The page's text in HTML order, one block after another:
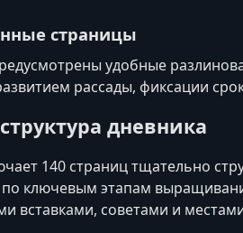
страницы
удобные
рассады, фиксации
дневника
140 страниц тщательно
по ключевым этапам
вставками, советами и